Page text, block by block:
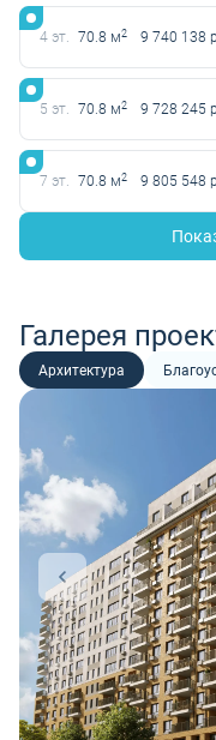
4 эт. 70.8 м2 9 740 138
5 эт. 70.8 м2 9 728 245
7 эт. 70.8 м2 9 805 548
Галерея
Архитектура